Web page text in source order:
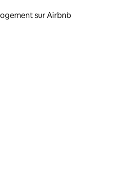
sur Airbnb